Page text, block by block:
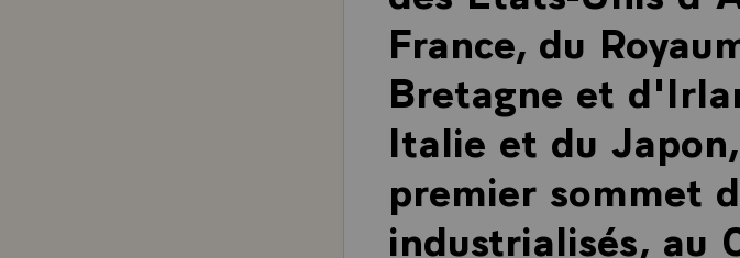
France, du
Bretagne et
Italie et du
premier sommet
industrialisés, au